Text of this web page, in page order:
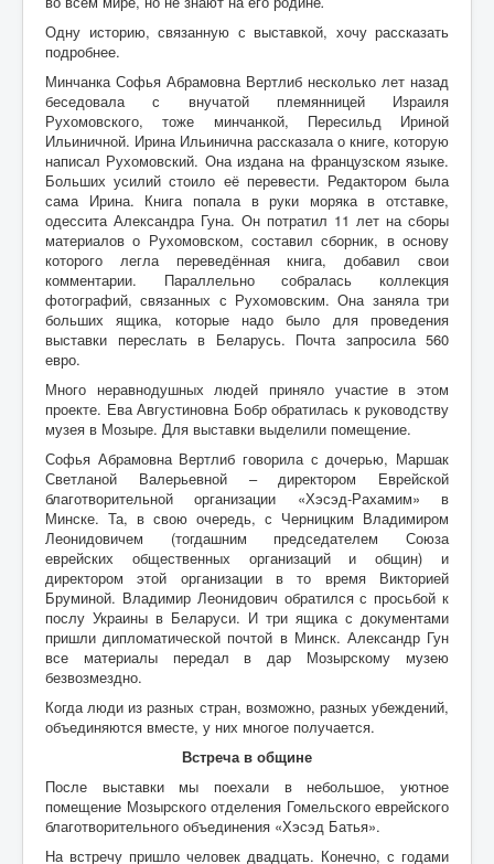
Одну историю, связанную с выставкой, хочу рассказать
подробнее.
Минчанка Софья Абрамовна Вертлиб несколько лет назад
беседовала с внучатой племянницей Израиля
Рухомовского, тоже минчанкой, Пересильд Ириной
Ильиничной. Ирина Ильинична рассказала о книге, которую
написал Рухомовский. Она издана на французском языке.
Больших усилий стоило её перевести. Редактором была
сама Ирина. Книга попала в руки моряка в отставке,
одессита Александра Гуна. Он потратил 11 лет на сборы
материалов о Рухомовском, составил сборник, в основу
которого легла переведённая книга, добавил свои
комментарии. Параллельно собралась коллекция
фотографий, связанных с Рухомовским. Она заняла три
больших ящика, которые надо было для проведения
выставки переслать в Беларусь. Почта запросила 560
евро.
Много неравнодушных людей приняло участие в этом
проекте. Ева Августиновна Бобр обратилась к руководству
музея в Мозыре. Для выставки выделили помещение.
Софья Абрамовна Вертлиб говорила с дочерью, Маршак
Светланой Валерьевной – директором Еврейской
благотворительной организации «Хэсэд-Рахамим» в
Минске. Та, в свою очередь, с Черницким Владимиром
Леонидовичем (тогдашним председателем Союза
еврейских общественных организаций и общин) и
директором этой организации в то время Викторией
Бруминой. Владимир Леонидович обратился с просьбой к
послу Украины в Беларуси. И три ящика с документами
пришли дипломатической почтой в Минск. Александр Гун
все материалы передал в дар Мозырскому музею
безвозмездно.
Когда люди из разных стран, возможно, разных убеждений,
объединяются вместе, у них многое получается.
Встреча в общине
После выставки мы поехали в небольшое, уютное
помещение Мозырского отделения Гомельского еврейского
благотворительного объединения «Хэсэд Батья».
На встречу пришло человек двадцать. Конечно, с годами